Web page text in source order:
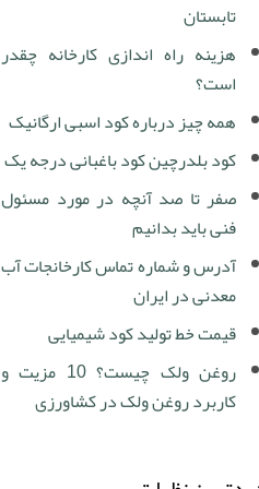
تابستان
هزینه راه اندازی کارخانه چقدر
است؟
همه چیز درباره کود اسبی ارگانیک
کود بلدرچین کود باغبانی درجه یک
صفر تا صد آنچه در مورد مسئول
فنی باید بدانیم
آدرس و شماره تماس کارخانجات آب
معدنی در ایران
قیمت خط تولید کود شیمیایی
روغن ولک چیست؟ 10 مزیت و
کاربرد روغن ولک در کشاورزی